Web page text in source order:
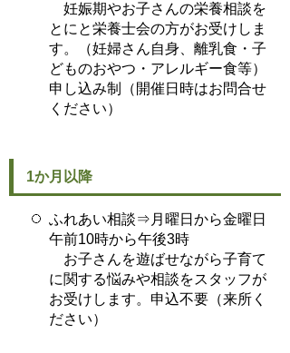
妊娠期やお子さんの栄養相談を
とにと栄養士会の方がお受けしま
す。（妊婦さん自身、離乳食・子
どものおやつ・アレルギー食等）
申し込み制（開催日時はお問合せ
ください）
1か月以降
ふれあい相談⇒月曜日から金曜日
午前10時から午後3時
お子さんを遊ばせながら子育て
に関する悩みや相談をスタッフが
お受けします。申込不要（来所く
ださい）